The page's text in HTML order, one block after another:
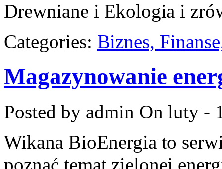
Drewniane i Ekologia i
Categories: Biznes,
Magazynowanie
Posted by admin On luty -
Wikana BioEnergia to
poznać temat zielonej